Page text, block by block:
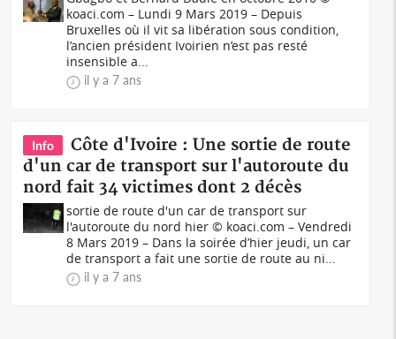
koaci.com – Lundi 9 Mars 2019 – Depuis
Bruxelles où il vit sa libération sous condition,
l’ancien président Ivoirien n’est pas resté
insensible a...
il y a 7 ans
Info
Côte d'Ivoire : Une sortie de route
d'un car de transport sur l'autoroute du
nord fait 34 victimes dont 2 décès
sortie de route d'un car de transport sur
l'autoroute du nord hier © koaci.com – Vendredi
8 Mars 2019 – Dans la soirée d’hier jeudi, un car
de transport a fait une sortie de route au ni...
il y a 7 ans